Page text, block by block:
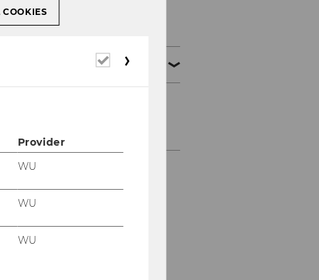
statement
Accessability statement
COOKIES
Required
Provider
WU
WU
WU